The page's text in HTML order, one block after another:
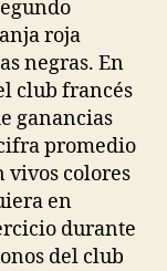
roja
negras. En
club francés
ganancias
promedio
vivos colores
en
durante
del club